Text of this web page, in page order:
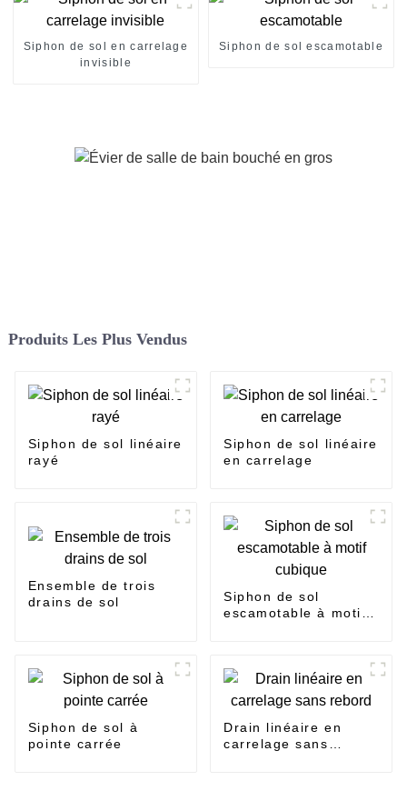
Siphon de sol en carrelage
invisible
Siphon de sol escamotable
Produits Les Plus Vendus
Siphon de sol linéaire
rayé
Siphon de sol linéaire
en carrelage
Ensemble de trois
drains de sol
Siphon de sol
escamotable à motif
Siphon de sol à
pointe carrée
Drain linéaire en
carrelage sans